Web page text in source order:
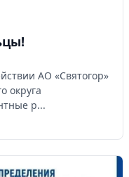
АО «Святогор»
округа
р...